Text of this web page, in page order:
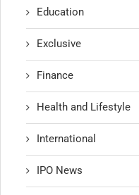
Education
Exclusive
Finance
Health and Lifestyle
International
IPO News